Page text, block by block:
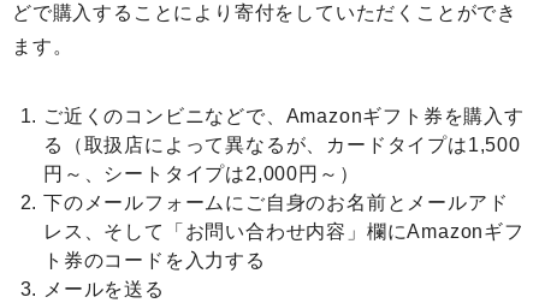
どで購入することにより寄付をしていただくことができ
ます。
ご近くのコンビニなどで、Amazonギフト券を購入す
る（取扱店によって異なるが、カードタイプは1,500
円～、シートタイプは2,000円～）
下のメールフォームにご自身のお名前とメールアド
レス、そして「お問い合わせ内容」欄にAmazonギフ
ト券のコードを入力する
メールを送る